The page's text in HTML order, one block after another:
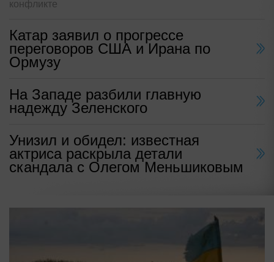
конфликте
Катар заявил о прогрессе
переговоров США и Ирана по
Ормузу
На Западе разбили главную
надежду Зеленского
Унизил и обидел: известная
актриса раскрыла детали
скандала с Олегом Меньшиковым